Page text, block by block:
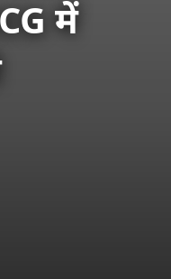
में